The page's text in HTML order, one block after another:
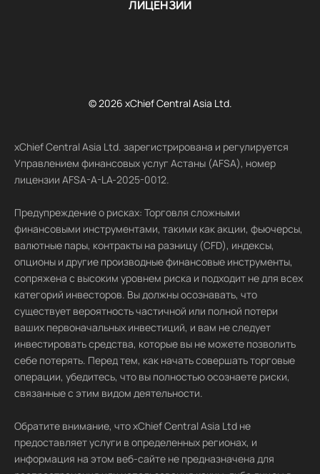
ЛИЦЕНЗИИ
© 2026 xChief Central Asia Ltd.
xChief Central Asia Ltd. зарегистрирована и регулируется
Управлением финансовых услуг Астаны (AFSA), номер
лицензии AFSA-A-LA-2025-0012.
Предупреждение о рисках: Торговля сложными
финансовыми инструментами, такими как акции, фьючерсы,
валютные пары, контракты на разницу (CFD), индексы,
опционы и другие производные финансовые инструменты,
сопряжена с высоким уровнем риска и подходит не для всех
категорий инвесторов. Вы должны осознавать, что
существует вероятность частичной или полной потери
ваших первоначальных инвестиций, и вам не следует
инвестировать средства, которые вы не можете позволить
себе потерять. Перед тем, как начать совершать торговые
операции, убедитесь, что вы полностью осознаете риски,
связанные с этим видом деятельности.
Обратите внимание, что xChief Central Asia Ltd не
предоставляет услуги в определенных регионах, и
информация на этом веб-сайте не предназначена для